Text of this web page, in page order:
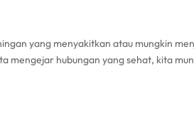
yang menyakitkan atau mungkin
mengejar hubungan yang sehat, kita